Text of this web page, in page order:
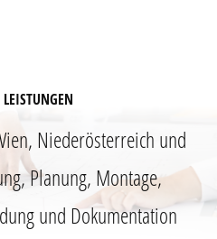
LEISTUNGEN
Niederösterreich und
Planung, Montage,
und Dokumentation